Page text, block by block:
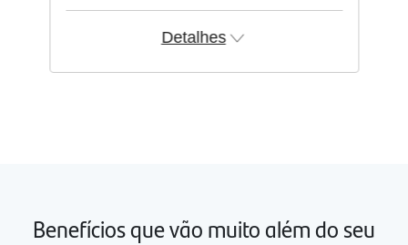
Abrir
detalhes
Detalhes
Benefícios que vão muito além do seu